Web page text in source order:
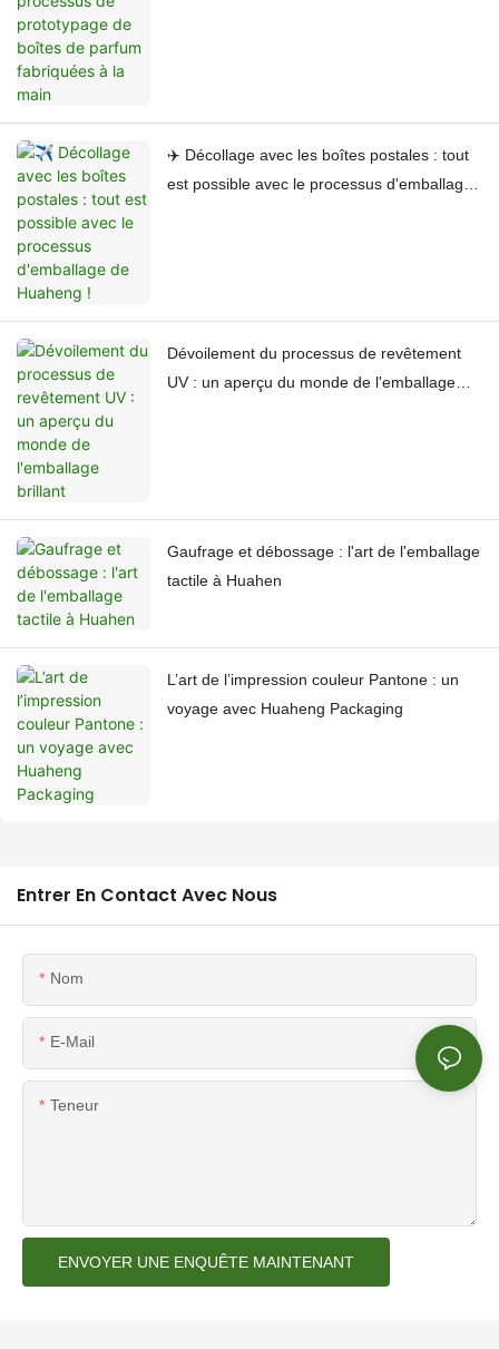
✈️ Décollage avec les boîtes postales : tout
est possible avec le processus d'emballage
Dévoilement du processus de revêtement
UV : un aperçu du monde de l'emballage
Gaufrage et débossage : l'art de l'emballage
tactile à Huahen
L’art de l’impression couleur Pantone : un
voyage avec Huaheng Packaging
Entrer En Contact Avec Nous
Nom
E-Mail
Teneur
ENVOYER UNE ENQUÊTE MAINTENANT